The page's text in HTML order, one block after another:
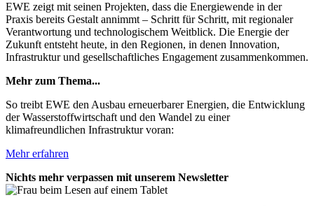
EWE zeigt mit seinen Projekten, dass die Energiewende in der
Praxis bereits Gestalt annimmt – Schritt für Schritt, mit regionaler
Verantwortung und technologischem Weitblick. Die Energie der
Zukunft entsteht heute, in den Regionen, in denen Innovation,
Infrastruktur und gesellschaftliches Engagement zusammenkommen.
Mehr zum Thema...
So treibt EWE den Ausbau erneuerbarer Energien, die Entwicklung
der Wasserstoffwirtschaft und den Wandel zu einer
klimafreundlichen Infrastruktur voran:
Mehr erfahren
Nichts mehr verpassen mit unserem Newsletter